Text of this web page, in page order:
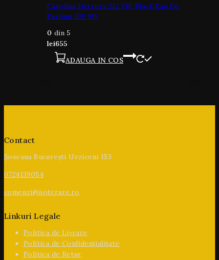
Carolina Herrera 212 VIP Black Eau De
Parfum 100 Ml
0 din 5
lei655
ADAUGA IN COS
Contact
Șoseaua București Urziceni 153
0724139054
comenzi@noterare.ro
Linkuri Legale
Politica de Livrare
Politica de Confidențialitate
Politica de Retur